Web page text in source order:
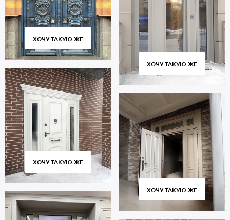
ХОЧУ ТАКУЮ ЖЕ
ХОЧУ ТАКУЮ ЖЕ
ХОЧУ ТАКУЮ ЖЕ
ХОЧУ ТАКУЮ ЖЕ